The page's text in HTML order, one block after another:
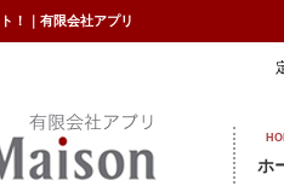
！｜有限会社アプリ
ホ